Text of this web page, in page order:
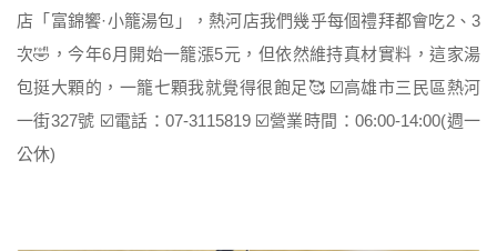
店「富錦饗·小籠湯包」，熱河店我們幾乎每個禮拜都會吃2、3
次🤣，今年6月開始一籠漲5元，但依然維持真材實料，這家湯
包挺大顆的，一籠七顆我就覺得很飽足🥰 ☑️高雄市三民區熱河
一街327號 ☑️電話：07-3115819 ☑️營業時間：06:00-14:00(週一
公休)